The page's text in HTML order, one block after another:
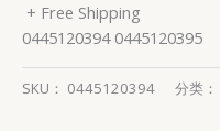
+ Free Shipping
0445120394 0445120395
SKU： 0445120394 分类：